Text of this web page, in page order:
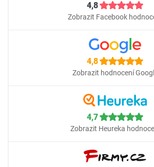
4,8
Zobrazit Facebook
4,8
Zobrazit hodnocení
4,7
Zobrazit Heureka